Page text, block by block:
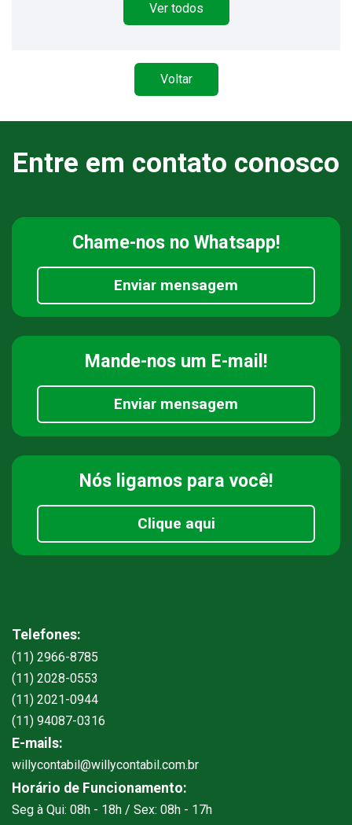
Ver todos
Voltar
Entre em contato conosco
Chame-nos no Whatsapp!
Enviar mensagem
Mande-nos um E-mail!
Enviar mensagem
Nós ligamos para você!
Clique aqui
Telefones:
(11) 2966-8785
(11) 2028-0553
(11) 2021-0944
(11) 94087-0316
E-mails:
willycontabil@willycontabil.com.br
Horário de Funcionamento:
Seg à Qui: 08h - 18h / Sex: 08h - 17h